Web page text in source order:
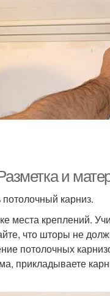
и
карниз.
места креплений.
что шторы не
потолочных
прикладываете